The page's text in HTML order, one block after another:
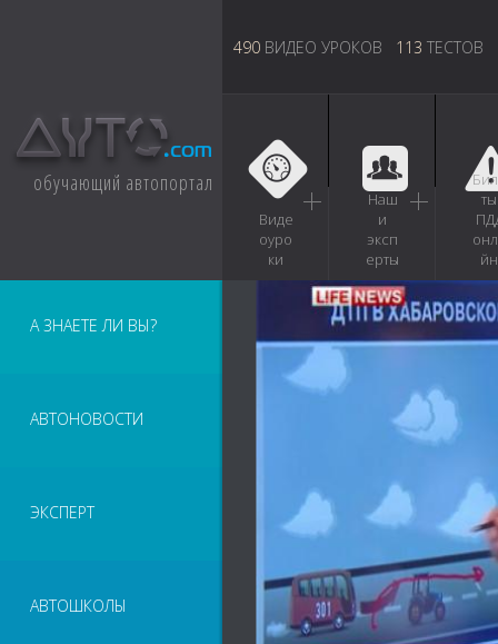
обучающий автопортал
490 ВИДЕО УРОКОВ 113 ТЕСТОВ
Виде
оуро
ки
Наш
и
эксп
ерты
ты
йн
А ЗНАЕТЕ ЛИ ВЫ?
АВТОНОВОСТИ
ЭКСПЕРТ
АВТОШКОЛЫ